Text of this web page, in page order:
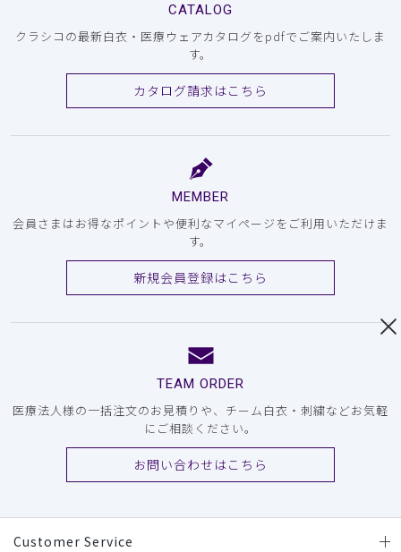
CATALOG
クラシコの最新白衣・医療ウェアカタログをpdfでご案内いたしま
す。
カタログ請求はこちら
MEMBER
会員さまはお得なポイントや便利なマイページをご利用いただけま
す。
新規会員登録はこちら
TEAM ORDER
医療法人様の一括注文のお見積りや、チーム白衣・刺繍などお気軽
にご相談ください。
お問い合わせはこちら
Customer Service